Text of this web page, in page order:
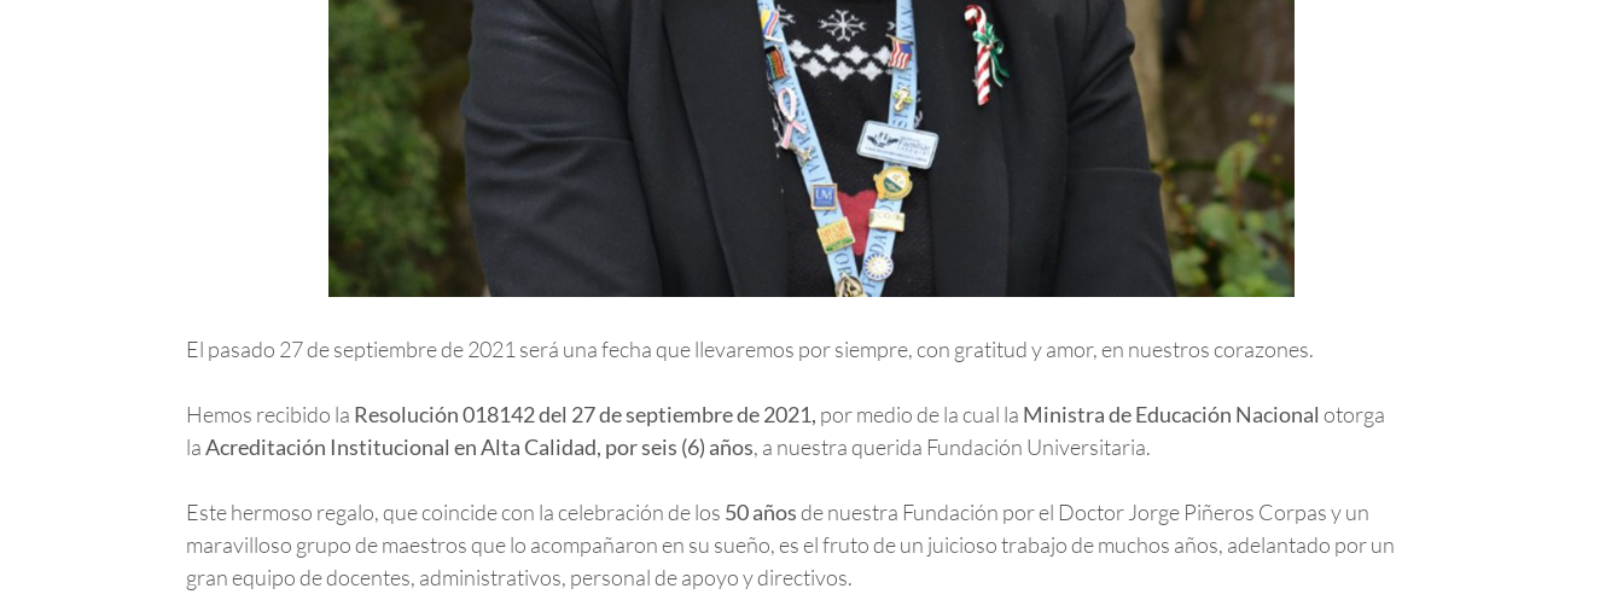
El pasado 27 de septiembre de 2021 será una fecha que llevaremos por siempre, con gratitud y amor, en nuestros corazones.
Hemos recibido la Resolución 018142 del 27 de septiembre de 2021, por medio de la cual la Ministra de Educación Nacionalotorga
laAcreditación Institucional en Alta Calidad, por seis (6) años, a nuestra querida Fundación Universitaria.
Este hermoso regalo, que coincide con la celebración de los 50 añosde nuestra Fundación por el Doctor Jorge Piñeros Corpas y un
maravilloso grupo de maestros que lo acompañaron en su sueño, es el fruto de un juicioso trabajo de muchos años, adelantado por un
gran equipo de docentes, administrativos, personal de apoyo y directivos.